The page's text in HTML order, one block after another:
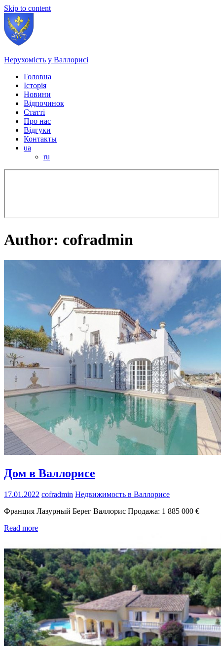
Skip to content
Нерухомість у Валлорисі
Головна
Історія
Новини
Відпочинок
Статті
Про нас
Відгуки
Контакты
ua
ru
Author: cofradmin
Дом в Валлорисе
17.01.2022 cofradmin Недвижимость в Валлорисе
Франция Лазурный Берег Валлорис Продажа: 1 885 000 €
Read more